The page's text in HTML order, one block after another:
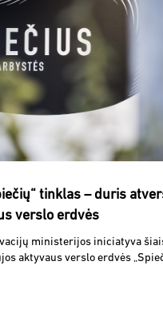
tinklas – duris
verslo erdvės
ministerijos iniciatyva
aktyvaus verslo erdvės